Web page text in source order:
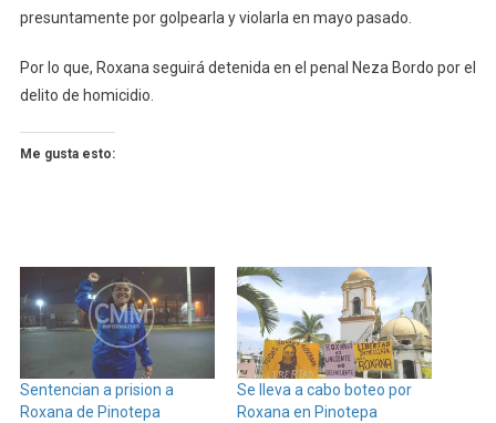
presuntamente por golpearla y violarla en mayo pasado.
Por lo que, Roxana seguirá detenida en el penal Neza Bordo por el
delito de homicidio.
Me gusta esto:
Sentencian a prision a
Roxana de Pinotepa
Se lleva a cabo boteo por
Roxana en Pinotepa